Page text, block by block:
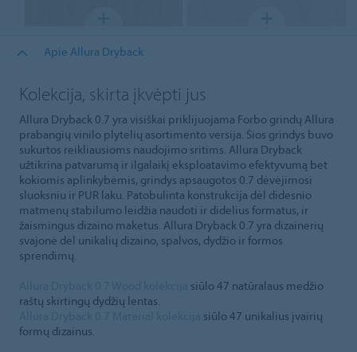
Apie Allura Dryback
Kolekcija, skirta įkvėpti jus
Allura Dryback 0.7 yra visiškai priklijuojama Forbo grindų Allura
prabangių vinilo plytelių asortimento versija. Šios grindys buvo
sukurtos reikliausioms naudojimo sritims. Allura Dryback
užtikrina patvarumą ir ilgalaikį eksploatavimo efektyvumą bet
kokiomis aplinkybėmis, grindys apsaugotos 0.7 dėvėjimosi
sluoksniu ir PUR laku. Patobulinta konstrukcija dėl didesnio
matmenų stabilumo leidžia naudoti ir didelius formatus, ir
žaismingus dizaino maketus. Allura Dryback 0.7 yra dizainerių
svajonė dėl unikalių dizaino, spalvos, dydžio ir formos
sprendimų.
siūlo 47 natūralaus medžio
raštų skirtingų dydžių lentas.
siūlo 47 unikalius įvairių
formų dizainus.